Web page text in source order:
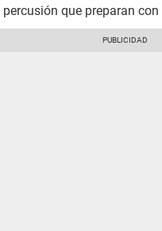
percusión que preparan